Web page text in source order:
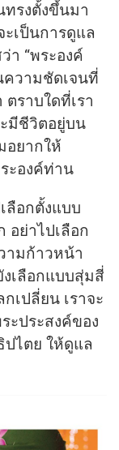
รงตั้งขึ้นมา
เป็นการดูแล
า “พระองค์
วามชัดเจนที่
ราบใดที่เรา
ะมีชีวิตอยู่บน
ยากให้
ะองค์ท่าน
ลือกตั้งแบบ
อย่าไปเลือก
ามก้าวหน้า
เลือกแบบสุ่มสี่
เปลี่ยน เราจะ
ะประสงค์ของ
ไตย ให้ดูแล